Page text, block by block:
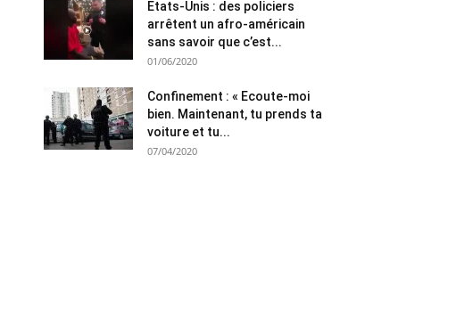
Etats-Unis : des policiers
arrêtent un afro-américain
sans savoir que c’est...
01/06/2020
Confinement : « Ecoute-moi
bien. Maintenant, tu prends ta
voiture et tu...
07/04/2020